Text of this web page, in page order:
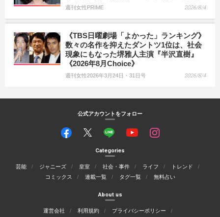
週刊女性PRIME 2026/8/4
《TBS日曜劇場「よかった」ランキング》
数々の名作を抑えたダントツ1位は、社会
現象にもなった堺雅人主演『半沢直樹』
《2026年8月Choice》
週刊女性2026年3月24日・31日号 2026/8/4
公式アカウントをフォロー
Categories
芸能 ジャニーズ 皇室 社会・事件 ライフ
トレンド
コミックス
連載一覧 タグ一覧 無料占い
About us
運営会社 利用規約
プライバシーポリシー